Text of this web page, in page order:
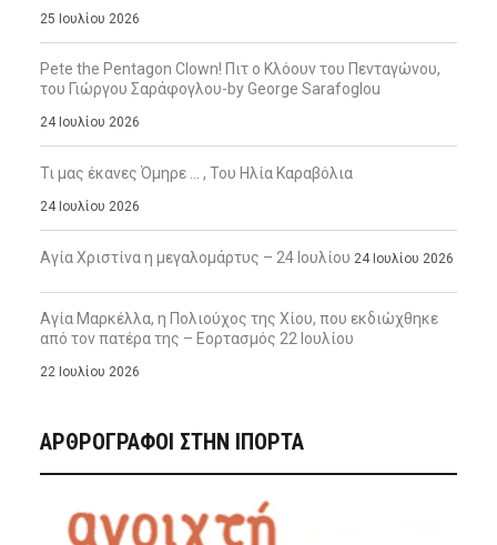
25 Ιουλίου 2026
Pete the Pentagon Clown! Πιτ ο Κλόουν του Πενταγώνου,
του Γιώργου Σαράφογλου-by George Sarafoglou
24 Ιουλίου 2026
Τι μας έκανες Όμηρε … , Του Ηλία Καραβόλια
24 Ιουλίου 2026
Αγία Χριστίνα η μεγαλομάρτυς – 24 Ιουλίου 24 Ιουλίου 2026
Αγία Μαρκέλλα, η Πολιούχος της Χίου, που εκδιώχθηκε
από τον πατέρα της – Εορτασμός 22 Ιουλίου
22 Ιουλίου 2026
ΑΡΘΡΟΓΡΑΦΟΙ ΣΤΗΝ IΠΟΡΤΑ